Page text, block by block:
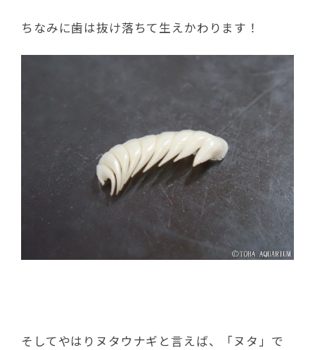
ちなみに歯は抜け落ちて生えかわります！
そしてやはりヌタウナギと言えば、「ヌタ」で